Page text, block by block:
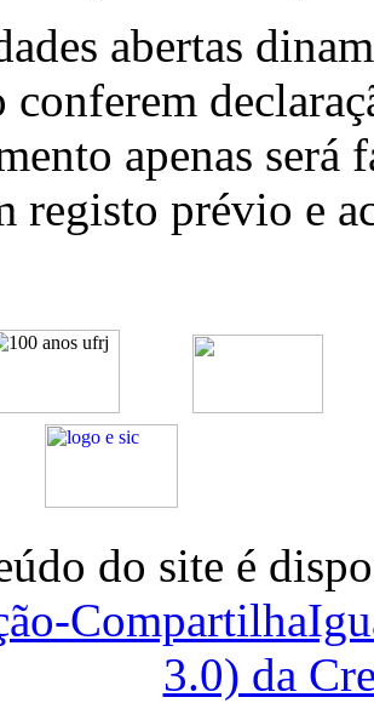
abertas
conferem
apenas será
registo prévio e
do site é
3.0) da